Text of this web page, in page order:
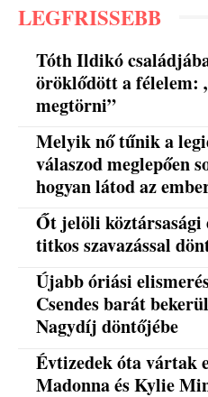
LEGFRISSEBB
Tóth Ildikó
öröklődött a félelem:
megtörni”
Melyik nő tűnik a
válaszod meglepően
hogyan látod az
Őt jelöli köztársasági
titkos szavazással
Újabb óriási
Csendes barát
Nagydíj döntőjébe
Évtizedek óta vártak
Madonna és Kylie